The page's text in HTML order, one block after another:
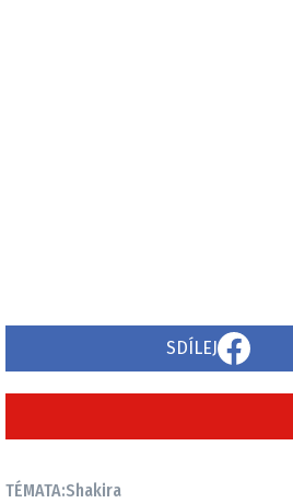
SDÍLEJ
TÉMATA:Shakira